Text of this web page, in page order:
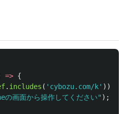
=> {
. includes ( ' cybozu.com/k' ))
の画面から操作してください" );